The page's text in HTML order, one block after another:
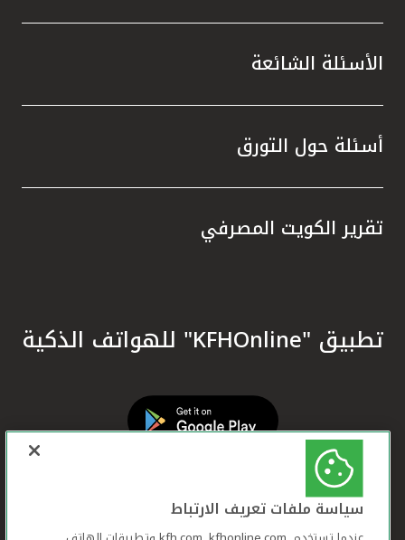
الأسئلة الشائعة
أسئلة حول التورق
تقرير الكويت المصرفي
تطبيق "KFHOnline" للهواتف الذكية
سياسة ملفات تعريف الارتباط